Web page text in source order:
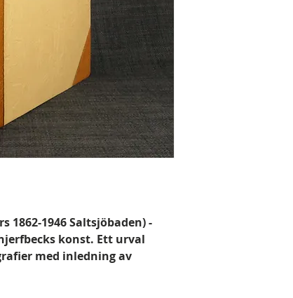
1862-1946 Saltsjöbaden) -
konst. Ett urval
med inledning av